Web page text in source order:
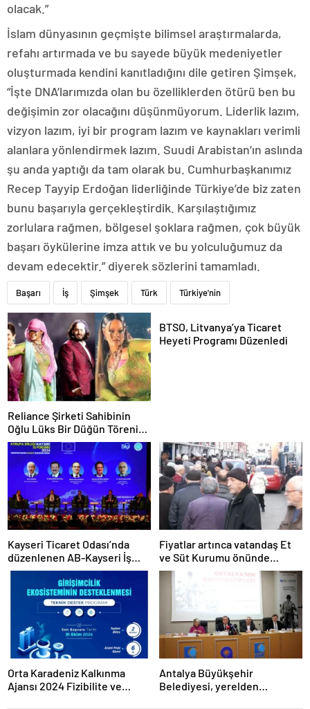
olacak.”
İslam dünyasının geçmişte bilimsel araştırmalarda,
refahı artırmada ve bu sayede büyük medeniyetler
oluşturmada kendini kanıtladığını dile getiren Şimşek,
“İşte DNA’larımızda olan bu özelliklerden ötürü ben bu
değişimin zor olacağını düşünmüyorum. Liderlik lazım,
vizyon lazım, iyi bir program lazım ve kaynakları verimli
alanlara yönlendirmek lazım. Suudi Arabistan’ın aslında
şu anda yaptığı da tam olarak bu. Cumhurbaşkanımız
Recep Tayyip Erdoğan liderliğinde Türkiye’de biz zaten
bunu başarıyla gerçekleştirdik. Karşılaştığımız
zorlulara rağmen, bölgesel şoklara rağmen, çok büyük
başarı öykülerine imza attık ve bu yolculuğumuz da
devam edecektir.” diyerek sözlerini tamamladı.
Başarı İş Şimşek Türk Türkiye'nin
Reliance Şirketi Sahibinin
Oğlu Lüks Bir Düğün Töreni
Düzenledi
BTSO, Litvanya’ya Ticaret
Heyeti Programı Düzenledi
Kayseri Ticaret Odası’nda
düzenlenen AB-Kayseri İş
Forumu’nda yeşil dönüşüm
ve dijitalleşme vurgusu
yapıldı
Fiyatlar artınca vatandaş Et
ve Süt Kurumu önünde
kuyruk oldu
Orta Karadeniz Kalkınma
Ajansı 2024 Fizibilite ve
Antalya Büyükşehir
Belediyesi, yerelden